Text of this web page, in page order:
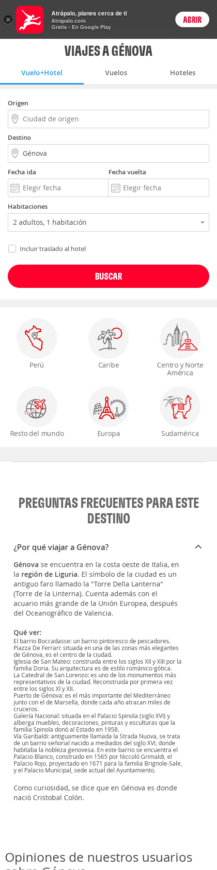
Vuelo+Hotel Login
VIAJES A GÉNOVA
Vuelo+Hotel Vuelos Hoteles
Origen
Destino
Fecha ida Fecha vuelta
Habitaciones
Incluir traslado al hotel
Perú Caribe
Centro y Norte
América
Resto del mundo Europa Sudamérica
PREGUNTAS FRECUENTES PARA ESTE
DESTINO
¿Por qué viajar a Génova?
Génova se encuentra en la costa oeste de Italia, en
la región de Liguria. El símbolo de la ciudad es un
antiguo faro llamado la "Torre Della Lanterna"
(Torre de la Linterna). Cuenta además con el
acuario más grande de la Unión Europea, después
del Oceanográfico de Valencia.
Qué ver:
El barrio Boccadasse: un barrio pintoresco de pescadores.
Piazza De Ferrari: situada en una de las zonas más elegantes
de Génova, es el centro de la ciudad.
Iglesia de San Mateo: construida entre los siglos XII y XIII por la
familia Doria. Su arquitectura es de estilo románico-gótica.
La Catedral de San Lorenzo: es uno de los monumentos más
representativos de la ciudad. Reconstruida por primera vez
entre los siglos XI y XII.
Puerto de Génova: es el más importante del Mediterráneo
junto con el de Marsella, donde cada año atracan miles de
cruceros.
Galería Nacional: situada en el Palacio Spinola (siglo XVI) y
alberga muebles, decoraciones, pinturas y esculturas que la
familia Spinola donó al Estado en 1958.
Vía Garibaldi: antiguamente llamada la Strada Nuova, se trata
de un barrio señorial nacido a mediados del siglo XVI, donde
habitaba la nobleza genovesa. En este barrio se encuentra el
Palacio Blanco, construido en 1565 por Niccoló Grimaldi, el
Palacio Rojo, proyectado en 1671 para la familia Brignole-Sale,
y el Palacio Municipal, sede actual del Ayuntamiento.
Como curiosidad, se dice que en Génova es donde
nació Cristobal Colón.
Opiniones de nuestros usuarios
×
Atrápalo, planes cerca de ti
Atrapalo.com
Gratis - En Google Play
ABRIR